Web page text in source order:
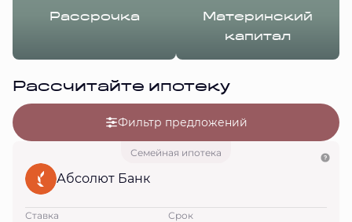
Рассрочка
Материнский
капитал
Рассчитайте ипотеку
Фильтр предложений
Семейная ипотека
Абсолют Банк
Ставка Срок